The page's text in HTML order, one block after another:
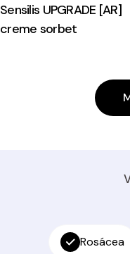
Sensilis UPGRADE [AR]
creme sorbet
Rosácea